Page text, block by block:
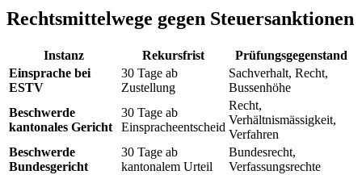
Rechtsmittelwege gegen Steuersanktionen
Instanz Rekursfrist
Prüfungsgegenstand
Einsprache bei
ESTV
30 Tage ab
Zustellung
Sachverhalt, Recht,
Bussenhöhe
Beschwerde
kantonales Gericht
30 Tage ab
Einspracheentscheid
Recht,
Verhältnismässigkeit,
Verfahren
Beschwerde
Bundesgericht
30 Tage ab
kantonalem Urteil
Bundesrecht,
Verfassungsrechte